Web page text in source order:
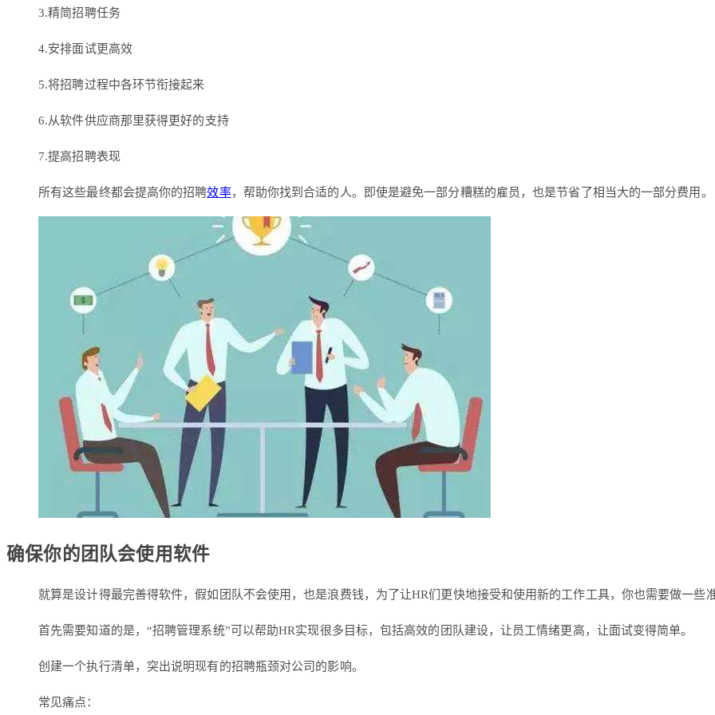
3.精简招聘任务
4.安排面试更高效
5.将招聘过程中各环节衔接起来
6.从软件供应商那里获得更好的支持
7.提高招聘表现
所有这些最终都会提高你的招聘效率，帮助你找到合适的人。即使是避免一部分糟糕的雇员，也是节省了相当大的一部分费用。
确保你的团队会使用软件
就算是设计得最完善得软件，假如团队不会使用，也是浪费钱，为了让HR们更快地接受和使用新的工作工具，你也需要做一些
首先需要知道的是，“招聘管理系统”可以帮助HR实现很多目标，包括高效的团队建设，让员工情绪更高，让面试变得简单。
创建一个执行清单，突出说明现有的招聘瓶颈对公司的影响。
常见痛点：